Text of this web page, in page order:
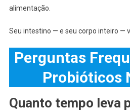
alimentação.
Seu intestino — e seu corpo inteiro —
Perguntas
Probióticos
Quanto tempo leva